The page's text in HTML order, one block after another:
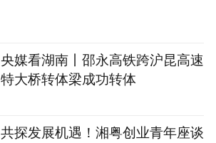
央媒看湖南丨邵永高铁跨沪昆高速
特大桥转体梁成功转体
共探发展机遇！湘粤创业青年座谈